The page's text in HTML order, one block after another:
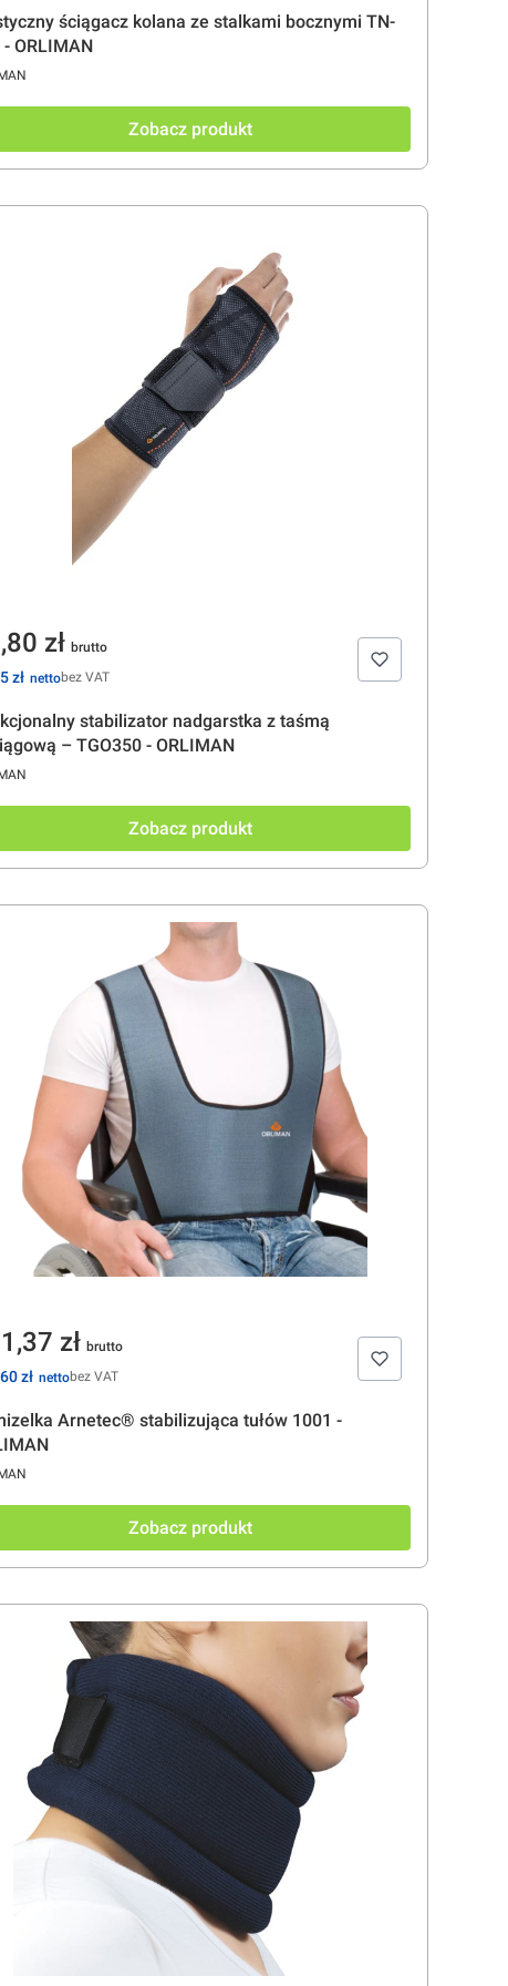
ściągacz kolana ze stalkami bocznymi TN-
ORLIMAN
Zobacz produkt
stabilizator nadgarstka z taśmą
– TGO350 - ORLIMAN
zł
zł bez VAT
Zobacz produkt
Arnetec® stabilizująca tułów 1001 -
zł
zł bez VAT
Zobacz produkt